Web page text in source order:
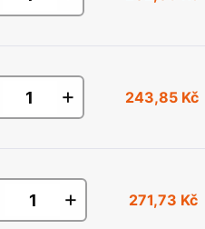
+ 243,85 Kč
+ 271,73 Kč